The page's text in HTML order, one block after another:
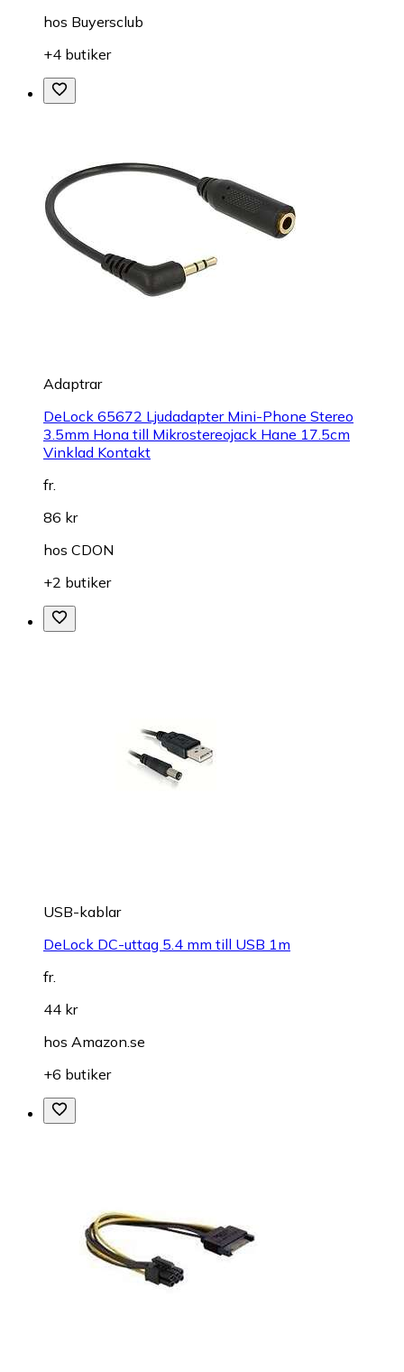
hos Buyersclub
+4 butiker
Adaptrar
DeLock 65672 Ljudadapter Mini-Phone Stereo
3.5mm Hona till Mikrostereojack Hane 17.5cm
Vinklad Kontakt
fr.
86 kr
hos CDON
+2 butiker
USB-kablar
DeLock DC-uttag 5.4 mm till USB 1m
fr.
44 kr
hos Amazon.se
+6 butiker